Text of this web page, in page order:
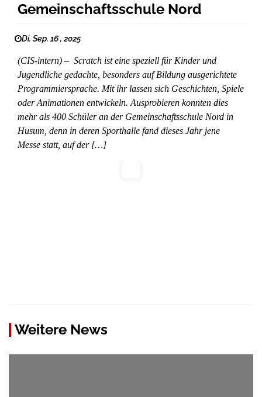
Gemeinschaftsschule Nord
Di. Sep. 16 , 2025
(CIS-intern) – Scratch ist eine speziell für Kinder und
Jugendliche gedachte, besonders auf Bildung ausgerichtete
Programmiersprache. Mit ihr lassen sich Geschichten, Spiele
oder Animationen entwickeln. Ausprobieren konnten dies
mehr als 400 Schüler an der Gemeinschaftsschule Nord in
Husum, denn in deren Sporthalle fand dieses Jahr jene
Messe statt, auf der […]
Weitere News